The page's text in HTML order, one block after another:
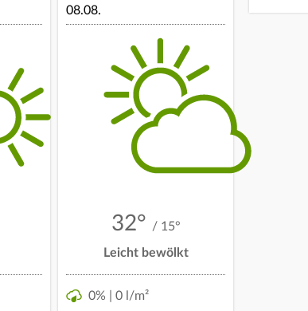
08.08.
32° / 15°
Leicht bewölkt
0% | 0 l/m²